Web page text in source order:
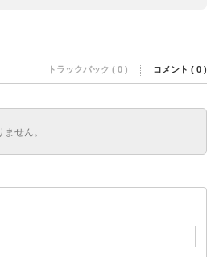
トラックバック ( 0 ) コメント ( 0 )
せん。